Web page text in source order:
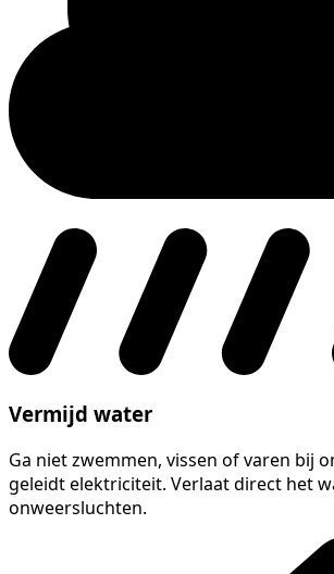
Vermijd water
Ga niet zwemmen, vissen of varen bij
geleidt elektriciteit. Verlaat direct het
onweersluchten.